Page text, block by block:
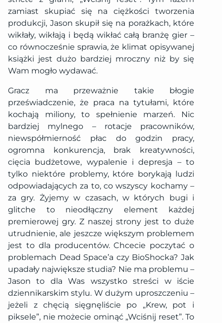
zamiast skupiać się na ciężkości tworzenia
produkcji, Jason skupił się na porażkach, które
wikłały, wikłają i będą wikłać całą branżę gier –
co równocześnie sprawia, że klimat opisywanej
książki jest dużo bardziej mroczny niż by się
Wam mogło wydawać.
Gracz ma przeważnie takie błogie
przeświadczenie, że praca na tytułami, które
kochają miliony, to spełnienie marzeń. Nic
bardziej mylnego – rotacje pracowników,
niewspółmierność płac do godzin pracy,
ogromna konkurencja, brak kreatywności,
cięcia budżetowe, wypalenie i depresja – to
tylko niektóre problemy, które borykają ludzi
odpowiadających za to, co wszyscy kochamy –
za gry. Żyjemy w czasach, w których bugi i
glitche to nieodłączny element każdej
premierowej gry. Z naszej strony jest to duże
utrudnienie, ale jeszcze większym problemem
jest to dla producentów. Chcecie poczytać o
problemach Dead Space’a czy BioShocka? Jak
upadały największe studia? Nie ma problemu –
Jason to dla Was wszystko streści w iście
dziennikarskim stylu. W dużym uproszczeniu –
jeżeli z chęcią sięgnęliście po „Krew, pot i
piksele”, nie możecie ominąć „Wciśnij reset”. To